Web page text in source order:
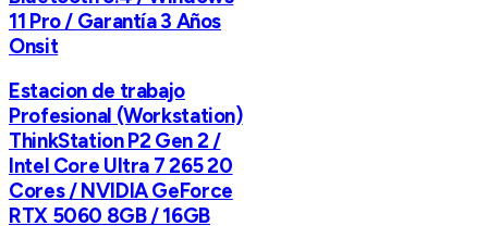
11 Pro / Garantía 3 Años
Onsit
Estacion de trabajo
Profesional (Workstation)
ThinkStation P2 Gen 2 /
Intel Core Ultra 7 265 20
Cores / NVIDIA GeForce
RTX 5060 8GB / 16GB